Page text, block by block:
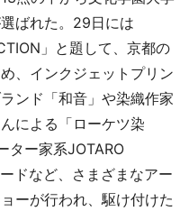
ばれた。29日には
」と題して、京都の
、インクジェットプリン
ンド「和音」や染織作家
による「ローケツ染
ター家系JOTARO
ドなど、さまざまなアー
ーが行われ、駆け付けた